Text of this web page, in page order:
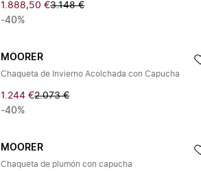
1.888,50 €3.148 €
-40%
MOORER
Chaqueta de Invierno Acolchada con Capucha
1.244 €2.073 €
-40%
MOORER
Chaqueta de plumón con capucha